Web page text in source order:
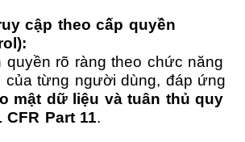
cập theo cấp quyền
quyền rõ ràng theo chức năng
của từng người dùng, đáp ứng
mật dữ liệu và tuân thủ quy
CFR Part 11.